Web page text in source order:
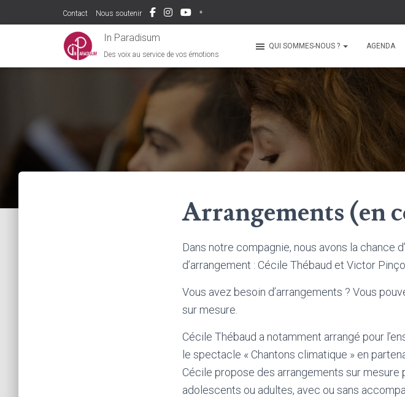
Contact Nous soutenir *
In Paradisum
Des voix au service de vos émotions
QUI SOMMES-NOUS ? AGENDA
Arrangements (en
Dans notre compagnie, nous avons la chance
d’arrangement : Cécile Thébaud et Victor
Vous avez besoin d’arrangements ? Vous
sur mesure.
Cécile Thébaud a notamment arrangé pour
le spectacle « Chantons climatique » en
Cécile propose des arrangements sur
adolescents ou adultes, avec ou sans